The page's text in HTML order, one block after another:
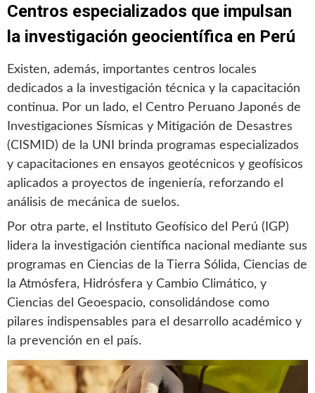
Centros especializados que impulsan
la investigación geocientífica en Perú
Existen, además, importantes centros locales
dedicados a la investigación técnica y la capacitación
continua. Por un lado, el Centro Peruano Japonés de
Investigaciones Sísmicas y Mitigación de Desastres
(CISMID) de la UNI brinda programas especializados
y capacitaciones en ensayos geotécnicos y geofísicos
aplicados a proyectos de ingeniería, reforzando el
análisis de mecánica de suelos.
Por otra parte, el Instituto Geofísico del Perú (IGP)
lidera la investigación científica nacional mediante sus
programas en Ciencias de la Tierra Sólida, Ciencias de
la Atmósfera, Hidrósfera y Cambio Climático, y
Ciencias del Geoespacio, consolidándose como
pilares indispensables para el desarrollo académico y
la prevención en el país.